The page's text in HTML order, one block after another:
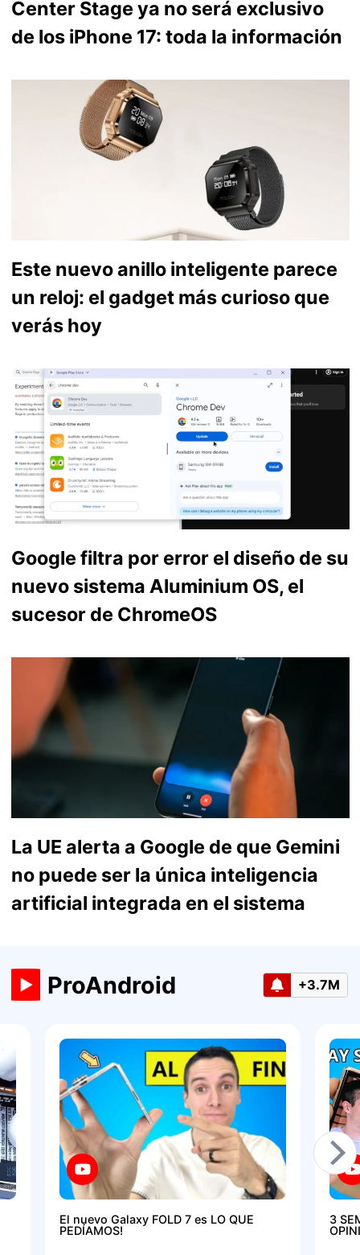
Center Stage ya no será exclusivo
de los iPhone 17: toda la información
Este nuevo anillo inteligente parece
un reloj: el gadget más curioso que
verás hoy
Google filtra por error el diseño de su
nuevo sistema Aluminium OS, el
sucesor de ChromeOS
La UE alerta a Google de que Gemini
no puede ser la única inteligencia
artificial integrada en el sistema
ProAndroid +3.7M
El nuevo Galaxy FOLD 7 es LO QUE
PEDÍAMOS!
3